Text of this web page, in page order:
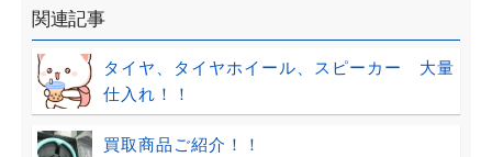
関連記事
タイヤ、タイヤホイール、スピーカー 大量
仕入れ！！
買取商品ご紹介！！